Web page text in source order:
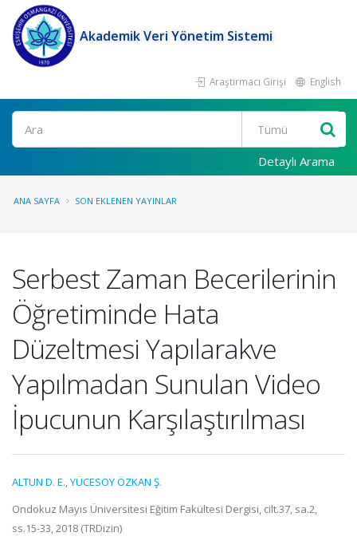
Akademik Veri Yönetim Sistemi
Araştırmacı Girişi English
Ara
Detaylı Arama
ANA SAYFA SON EKLENEN YAYINLAR
Serbest Zaman Becerilerinin
Öğretiminde Hata
Düzeltmesi Yapılarakve
Yapılmadan Sunulan Video
İpucunun Karşılaştırılması
ALTUN D. E.,YÜCESOY ÖZKAN Ş.
Ondokuz Mayıs Üniversitesi Eğitim Fakültesi Dergisi, cilt.37, sa.2,
ss.15-33, 2018 (TRDizin)